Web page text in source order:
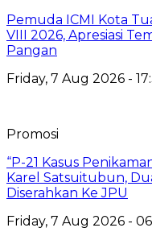
Pemuda ICMI Kota
VIII 2026, Apresiasi
Pangan
Friday, 7 Aug 2026 -
Promosi
“P-21 Kasus
Karel Satsuitubun,
Diserahkan Ke JPU
Friday, 7 Aug 2026 -